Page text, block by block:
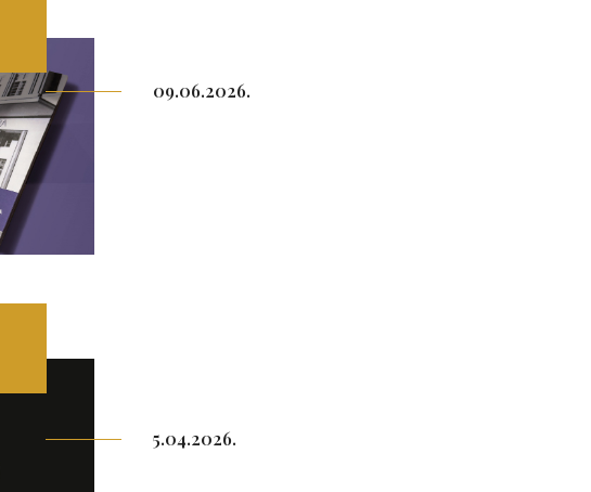
09.06.2026.
5.04.2026.